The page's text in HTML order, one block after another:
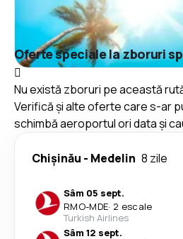
Oferte speciale la zboruri
Nu există zboruri pe această
Verifică și alte oferte care s-ar
schimbă aeroportul ori data și
Chişinău - Medelin 8 zile
Sâm 05 sept.
RMO-MDE· 2 escale
Turkish Airlines
Sâm 12 sept.